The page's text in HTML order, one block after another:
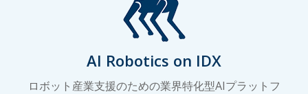
AI Robotics on IDX
ロボット産業支援のための業界特化型AIプラットフ